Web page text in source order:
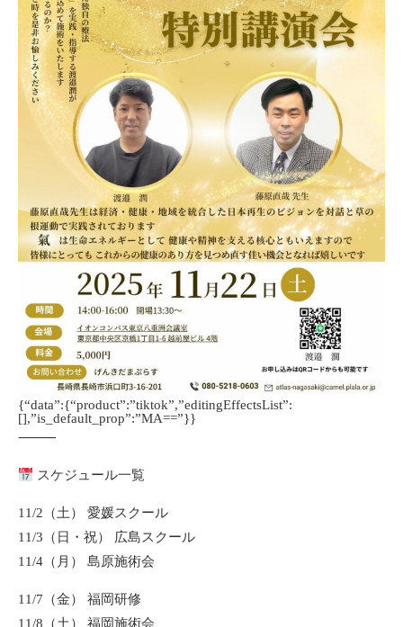
{“data”:{“product”:”tiktok”,”editingEffectsList”:
[],”is_default_prop”:”MA==”}}
⸻
スケジュール一覧
11/2（土） 愛媛スクール
11/3（日・祝） 広島スクール
11/4（月） 島原施術会
11/7（金） 福岡研修
11/8（土） 福岡施術会